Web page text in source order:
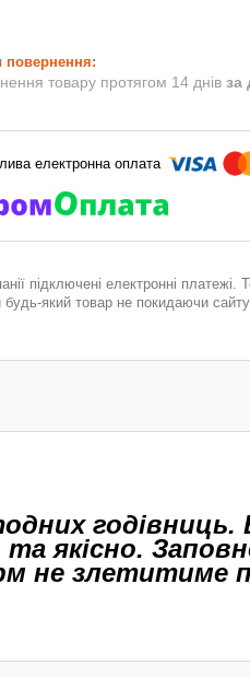
товару протягом 14 днів за
підключені електронні платежі.
будь-який товар не покидаючи сайту.
годівниць.
якісно.
не злетитиме